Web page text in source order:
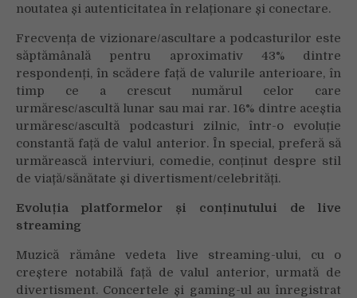
noutatea și autenticitatea în relaționare și conectare.
Frecvența de vizionare/ascultare a podcasturilor este
săptămânală pentru aproximativ 43% dintre
respondenți, în scădere față de valurile anterioare, în
timp ce a crescut numărul celor care
urmăresc/ascultă lunar sau mai rar. 16% dintre aceștia
urmăresc/ascultă podcasturi zilnic, într-o evoluție
constantă față de valul anterior. În special, preferă să
urmărească interviuri, comedie, conținut despre stil
de viață/sănătate și divertisment/celebrități.
Evoluția platformelor și conținutului de live
streaming
Muzică rămâne vedeta live streaming-ului, cu o
creștere notabilă față de valul anterior, urmată de
divertisment. Concertele și gaming-ul au înregistrat